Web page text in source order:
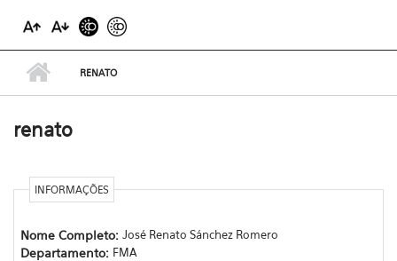
RENATO
renato
INFORMAÇÕES
Nome Completo: José Renato Sánchez Romero
Departamento: FMA